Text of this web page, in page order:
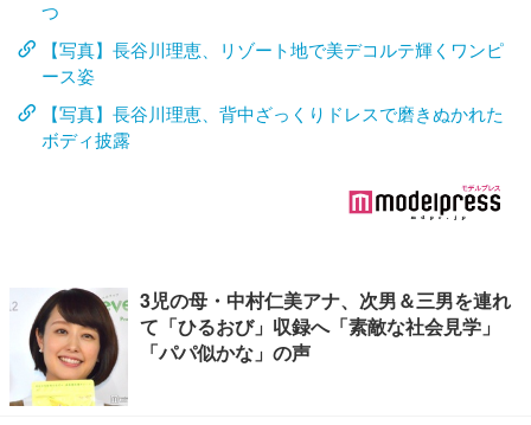
つ
【写真】長谷川理恵、リゾート地で美デコルテ輝くワンピ
ース姿
【写真】長谷川理恵、背中ざっくりドレスで磨きぬかれた
ボディ披露
3児の母・中村仁美アナ、次男＆三男を連れ
て「ひるおび」収録へ「素敵な社会見学」
「パパ似かな」の声